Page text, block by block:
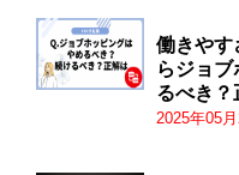
働きや
らジョ
るべき？
2025年05